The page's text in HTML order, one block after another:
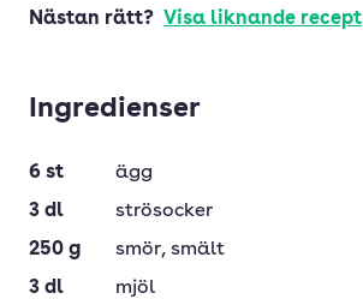
Nästan rätt? Visa liknande recept
Ingredienser
6 st
ägg
3 dl
strösocker
250 g smör, smält
3 dl
mjöl